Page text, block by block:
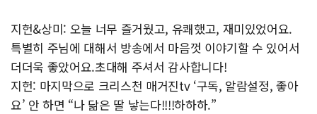
지헌&상미: 오늘 너무 즐거웠고, 유쾌했고, 재미있었어요.
특별히 주님에 대해서 방송에서 마음껏 이야기할 수 있어서
더더욱 좋았어요.초대해 주셔서 감사합니다!
지헌: 마지막으로 크리스천 매거진tv ‘구독, 알람설정, 좋아
요’ 안 하면 “나 닮은 딸 낳는다!!!!하하하.”